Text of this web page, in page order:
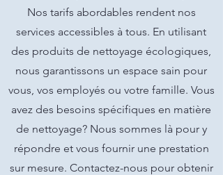
Nos tarifs abordables rendent nos
services accessibles à tous. En utilisant
des produits de nettoyage écologiques,
nous garantissons un espace sain pour
vous, vos employés ou votre famille. Vous
avez des besoins spécifiques en matière
de nettoyage? Nous sommes là pour y
répondre et vous fournir une prestation
sur mesure. Contactez-nous pour obtenir